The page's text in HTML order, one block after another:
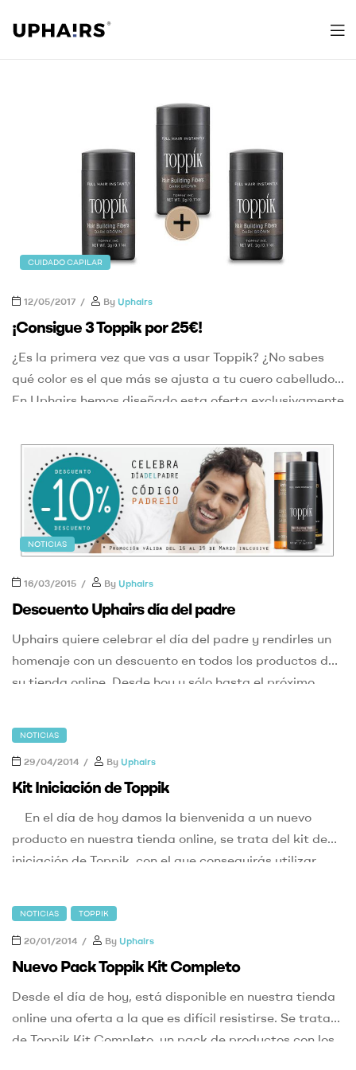
Uphairs
CUIDADO CAPILAR
12/05/2017 By Uphairs
¡Consigue 3 Toppik por 25€!
¿Es la primera vez que vas a usar Toppik? ¿No sabes
qué color es el que más se ajusta a tu cuero cabelludo?
En Uphairs hemos diseñado esta oferta exclusivamente
3gr por sólo 25 euros. ¿Para qué sirve Toppik? Toppik
está pensado para personas que […]
NOTICIAS
16/03/2015 By Uphairs
Descuento Uphairs día del padre
Uphairs quiere celebrar el día del padre y rendirles un
homenaje con un descuento en todos los productos de
su tienda online. Desde hoy y sólo hasta el próximo
menos. Utiliza el código descuento padre10
insertándolo en el casillero «vales de descuento»
haciendo clic, su compra se […]
NOTICIAS
29/04/2014 By Uphairs
Kit Iniciación de Toppik
En el día de hoy damos la bienvenida a un nuevo
producto en nuestra tienda online, se trata del kit de
iniciación de Toppik, con el que conseguirás utilizar
necesarios para conseguir un resultado 100%
profesional, con un acabo totalmente natural. Este
Kit […]
NOTICIAS TOPPIK
20/01/2014 By Uphairs
Nuevo Pack Toppik Kit Completo
Desde el día de hoy, está disponible en nuestra tienda
online una oferta a la que es difícil resistirse. Se trata
de Toppik Kit Completo, un pack de productos con los